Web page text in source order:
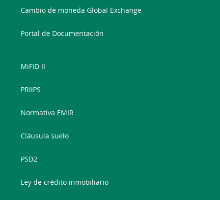
Cambio de moneda Global Exchange
Portal de Documentación
MiFID II
PRIIPS
Normativa EMIR
Cláusula suelo
PSD2
Ley de crédito inmobiliario